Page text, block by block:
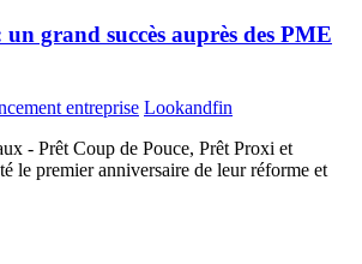
grand succès auprès des PME
entreprise Lookandfin
- Prêt Coup de Pouce, Prêt Proxi et
le premier anniversaire de leur réforme et